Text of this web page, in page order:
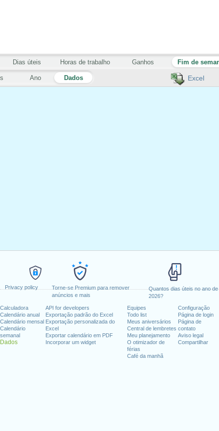
Privacy policy
Torne-se Premium para remover
anúncios e mais
Quantos dias úteis no ano de
2026?
Calculadora
Calendário anual
Calendário mensal
Calendário
semanal
Dados
API for developers
Exportação padrão do Excel
Exportação personalizada do
Excel
Exportar calendário em PDF
Incorporar um widget
Equipes
Todo list
Meus aniversários
Central de lembretes
Meu planejamento
O otimizador de
férias
Café da manhã
Configuração
Página de login
Página de
contato
Aviso legal
Compartilhar
Excel
Ano Dados
Dias úteis Horas de trabalho Ganhos Fim de